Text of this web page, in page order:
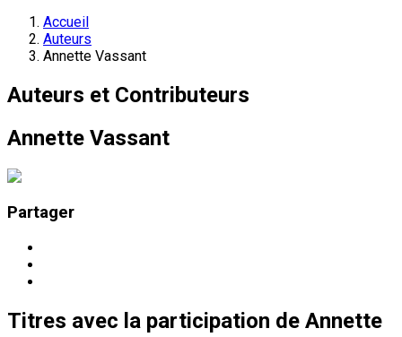
Accueil
Auteurs
Annette Vassant
Auteurs et Contributeurs
Annette Vassant
Partager
Titres avec la participation de Annette